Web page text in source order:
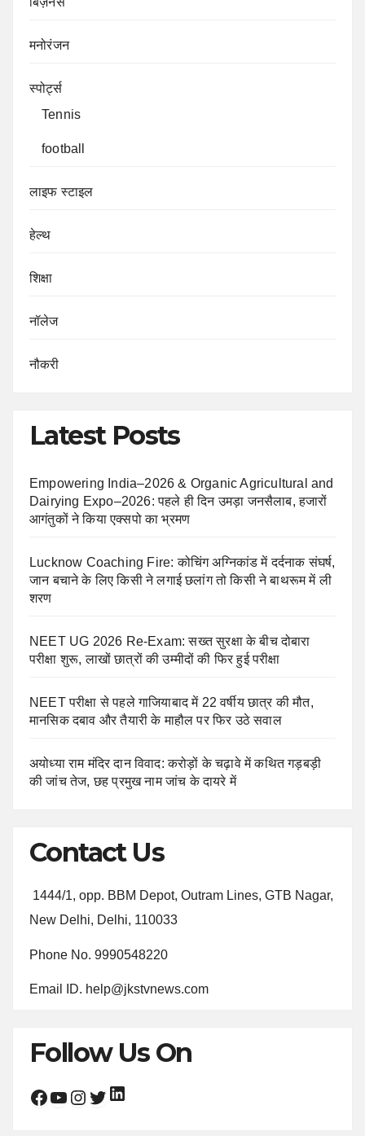
मनोरंजन
स्पोर्ट्स
Tennis
football
लाइफ स्टाइल
हेल्थ
शिक्षा
नॉलेज
नौकरी
Latest Posts
Empowering India–2026 & Organic Agricultural and
Dairying Expo–2026: पहले ही दिन उमड़ा जनसैलाब, हजारों
आगंतुकों ने किया एक्सपो का भ्रमण
Lucknow Coaching Fire: कोचिंग अग्निकांड में दर्दनाक संघर्ष,
जान बचाने के लिए किसी ने लगाई छलांग तो किसी ने बाथरूम में ली
शरण
NEET UG 2026 Re-Exam: सख्त सुरक्षा के बीच दोबारा
परीक्षा शुरू, लाखों छात्रों की उम्मीदों की फिर हुई परीक्षा
NEET परीक्षा से पहले गाजियाबाद में 22 वर्षीय छात्र की मौत,
मानसिक दबाव और तैयारी के माहौल पर फिर उठे सवाल
अयोध्या राम मंदिर दान विवाद: करोड़ों के चढ़ावे में कथित गड़बड़ी
की जांच तेज, छह प्रमुख नाम जांच के दायरे में
Contact Us
1444/1, opp. BBM Depot, Outram Lines, GTB Nagar,
New Delhi, Delhi, 110033
Phone No. 9990548220
Email ID. help@jkstvnews.com
Follow Us On
Facebook YouTube Instagram Twitter LinkedIn